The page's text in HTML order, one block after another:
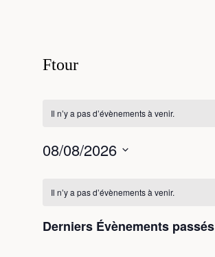
Ftour
Il n’y a pas d’évènements à venir.
08/08/2026
date.
de
Évènements
Il n’y a pas d’évènements à venir.
Derniers Évènements passés